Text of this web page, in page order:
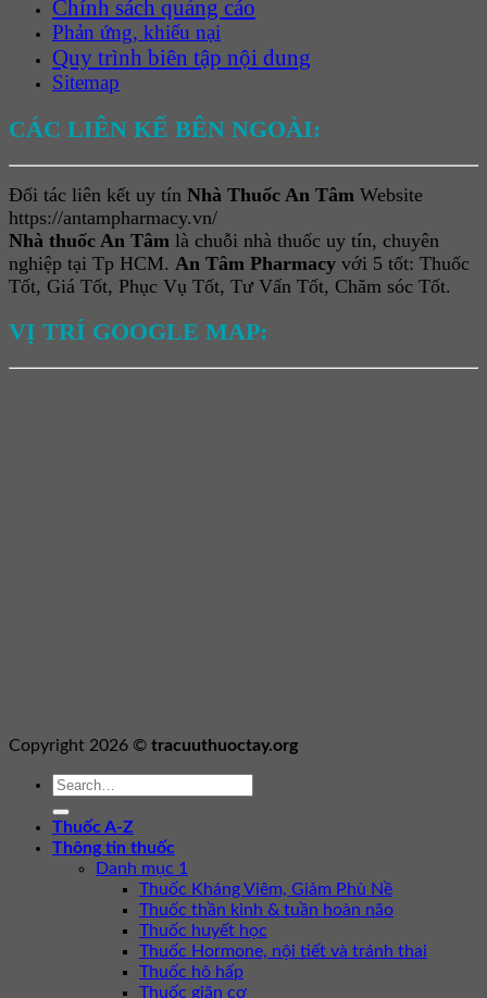
Chính sách quảng cáo
Phản ứng, khiếu nại
Quy trình biên tập nội dung
Sitemap
CÁC LIÊN KẾ BÊN NGOÀI:
Đối tác liên kết uy tín Nhà Thuốc An Tâm Website
https://antampharmacy.vn/
Nhà thuốc An Tâm là chuỗi nhà thuốc uy tín, chuyên
nghiệp tại Tp HCM. An Tâm Pharmacy với 5 tốt: Thuốc
Tốt, Giá Tốt, Phục Vụ Tốt, Tư Vấn Tốt, Chăm sóc Tốt.
VỊ TRÍ GOOGLE MAP:
Copyright 2026 © tracuuthuoctay.org
Thuốc A-Z
Thông tin thuốc
Danh mục 1
Thuốc Kháng Viêm, Giảm Phù Nề
Thuốc thần kinh & tuần hoàn não
Thuốc huyết học
Thuốc Hormone, nội tiết và tránh thai
Thuốc hô hấp
Thuốc giãn cơ